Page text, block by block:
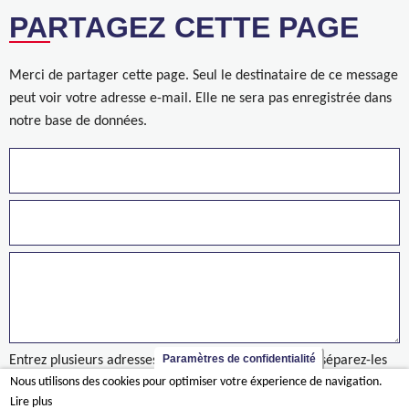
PARTAGEZ CETTE PAGE
Merci de partager cette page. Seul le destinataire de ce message
peut voir votre adresse e-mail. Elle ne sera pas enregistrée dans
notre base de données.
Entrez plusieurs adresses sur des lignes séparées ou séparez-les
par des virgules.
Paramètres de confidentialité
Nous utilisons des cookies pour optimiser votre éxperience de navigation.
Lire plus